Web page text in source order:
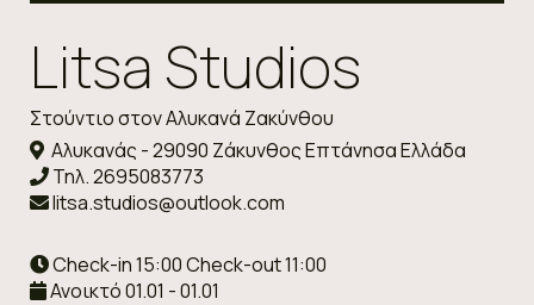
Litsa Studios
Στούντιο στον Αλυκανά Ζακύνθου
Αλυκανάς - 29090 Ζάκυνθος Επτάνησα Ελλάδα
Τηλ.2695083773
litsa.studios@outlook.com
Check-in 15:00 Check-out 11:00
Ανοικτό 01.01 - 01.01